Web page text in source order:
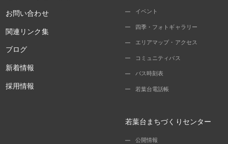
お問い合わせ
関連リンク集
ブログ
新着情報
採用情報
イベント
四季・フォトギャラリー
エリアマップ・アクセス
コミュニティバス
バス時刻表
若葉台電話帳
若葉台まちづくりセンター
公開情報